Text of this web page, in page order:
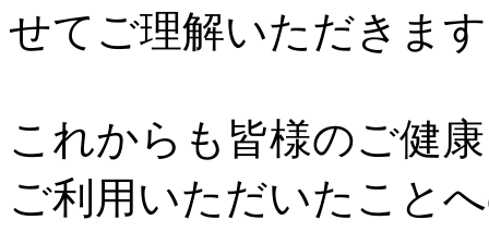
せてご理解いただきま
これからも皆様のご健
ご利用いただいたこと